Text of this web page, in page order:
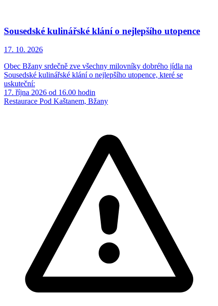
Sousedské kulinářské klání o nejlepšího utopence
17. 10. 2026
Obec Bžany srdečně zve všechny milovníky dobrého jídla na
Sousedské kulinářské klání o nejlepšího utopence, které se
uskuteční:
17. října 2026 od 16.00 hodin
Restaurace Pod Kaštanem, Bžany